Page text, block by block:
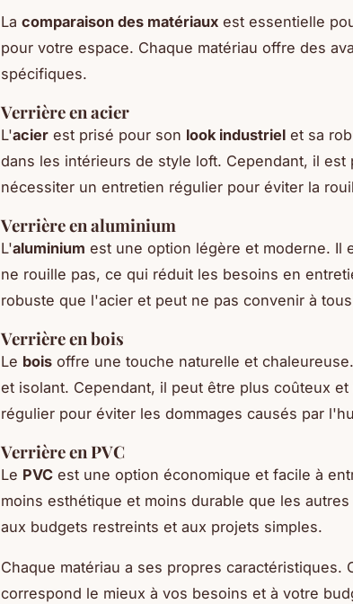
La comparaison des matériaux est essentielle
pour votre espace. Chaque matériau offre des
spécifiques.
Verrière en acier
L'acier est prisé pour son look industriel et sa
dans les intérieurs de style loft. Cependant, il
nécessiter un entretien régulier pour éviter la
Verrière en aluminium
L'aluminium est une option légère et moderne. Il
ne rouille pas, ce qui réduit les besoins en
robuste que l'acier et peut ne pas convenir à
Verrière en bois
Le bois offre une touche naturelle et
et isolant. Cependant, il peut être plus coûteux
régulier pour éviter les dommages causés par
Verrière en PVC
Le PVC est une option économique et facile à
moins esthétique et moins durable que les
aux budgets restreints et aux projets simples.
Chaque matériau a ses propres caractéristiques.
correspond le mieux à vos besoins et à votre